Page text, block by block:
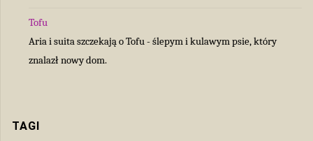
Tofu
Aria i suita szczekają o Tofu - ślepym i kulawym psie, który
znalazł nowy dom.
TAGI